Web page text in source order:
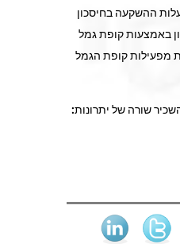
ההשקעה בחיסכון
באמצעות קופת גמל
מפעילות קופת הגמל
שורה של יתרונות: